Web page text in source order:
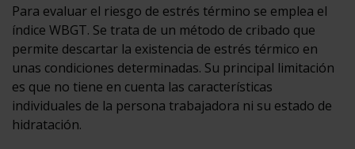
Para evaluar el riesgo de estrés término se emplea el
índice WBGT. Se trata de un método de cribado que
permite descartar la existencia de estrés térmico en
unas condiciones determinadas. Su principal limitación
es que no tiene en cuenta las características
individuales de la persona trabajadora ni su estado de
hidratación.